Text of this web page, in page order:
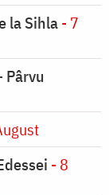
la Sihla- 7
- 8